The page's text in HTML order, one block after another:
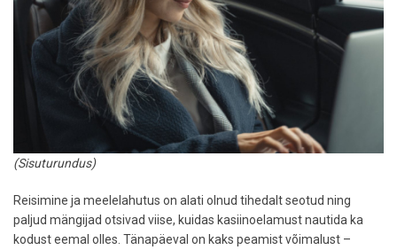
(Sisuturundus)
Reisimine ja meelelahutus on alati olnud tihedalt seotud ning
paljud mängijad otsivad viise, kuidas kasiinoelamust nautida ka
kodust eemal olles. Tänapäeval on kaks peamist võimalust –